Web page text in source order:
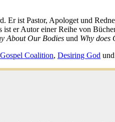
Er ist Pastor, Apologet und
ist er Autor einer Reihe von
About Our Bodies und Why does
Coalition, Desiring God und